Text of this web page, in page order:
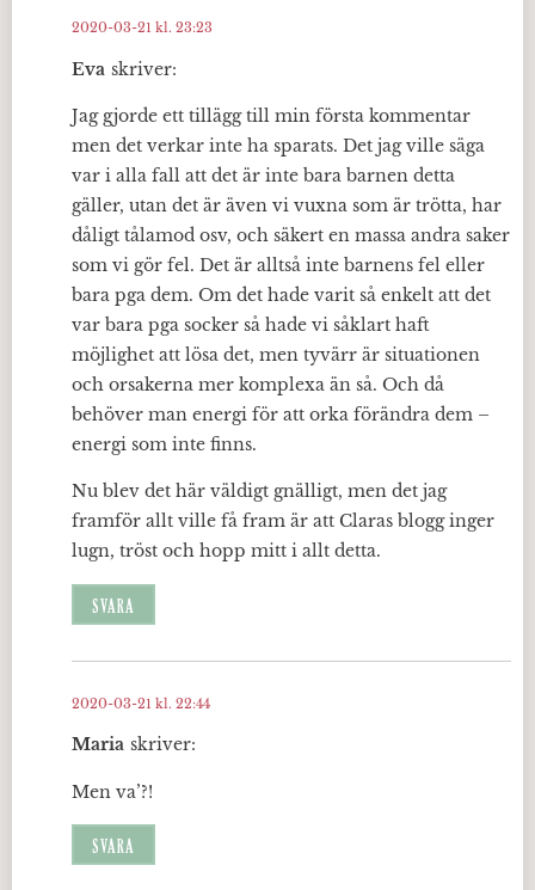
Eva skriver:
2020-03-21 kl. 23:23
Jag gjorde ett tillägg till min första kommentar
men det verkar inte ha sparats. Det jag ville säga
var i alla fall att det är inte bara barnen detta
gäller, utan det är även vi vuxna som är trötta, har
dåligt tålamod osv, och säkert en massa andra saker
som vi gör fel. Det är alltså inte barnens fel eller
bara pga dem. Om det hade varit så enkelt att det
var bara pga socker så hade vi såklart haft
möjlighet att lösa det, men tyvärr är situationen
och orsakerna mer komplexa än så. Och då
behöver man energi för att orka förändra dem –
energi som inte finns.
Nu blev det här väldigt gnälligt, men det jag
framför allt ville få fram är att Claras blogg inger
lugn, tröst och hopp mitt i allt detta.
SVARA
Maria skriver:
2020-03-21 kl. 22:44
Men va’?!
SVARA